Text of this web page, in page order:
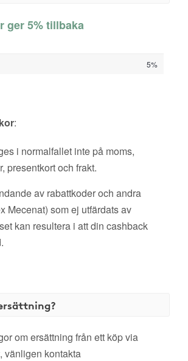
ger 5% tillbaka
5%
:
i normalfallet inte på moms,
presentkort och frakt.
av rabattkoder och andra
Mecenat) som ej utfärdats av
kan resultera i att din cashback
om ersättning från ett köp via
vänligen kontakta